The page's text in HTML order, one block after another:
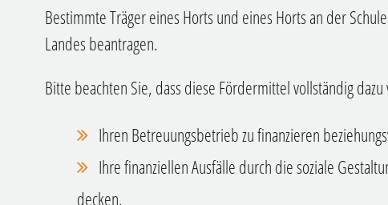
Bestimmte Träger eines Horts und eines Horts an der
Landes beantragen.
Bitte beachten Sie, dass diese Fördermittel vollständig
Ihren Betreuungsbetrieb zu finanzieren
Ihre finanziellen Ausfälle durch die soziale
decken.